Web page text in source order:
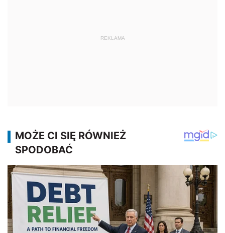
REKLAMA